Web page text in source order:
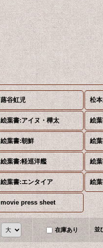
蕗谷虹児 松
絵葉書:アイヌ・樺太 絵
絵葉書:朝鮮 絵
絵葉書:軽巡洋艦 絵
絵葉書:エンタイア 絵
movie press sheet
在庫あり 並